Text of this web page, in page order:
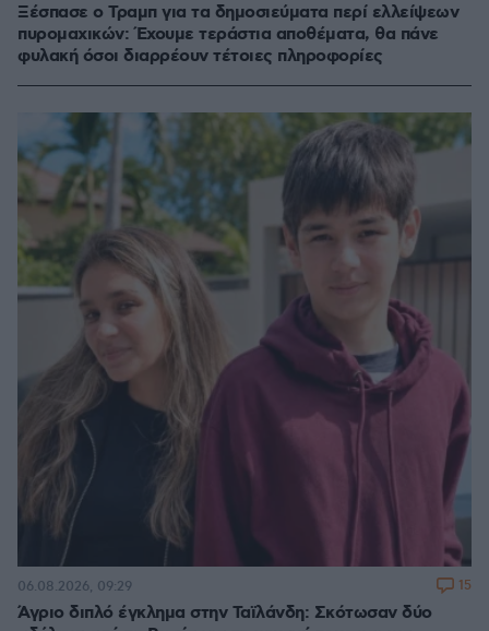
Ξέσπασε ο Τραμπ για τα δημοσιεύματα περί ελλείψεων
πυρομαχικών: Έχουμε τεράστια αποθέματα, θα πάνε
φυλακή όσοι διαρρέουν τέτοιες πληροφορίες
Άγριο διπλό έγκλημα στην Ταϊλάνδη: Σκότωσαν δύο
06.08.2026, 09:29 15